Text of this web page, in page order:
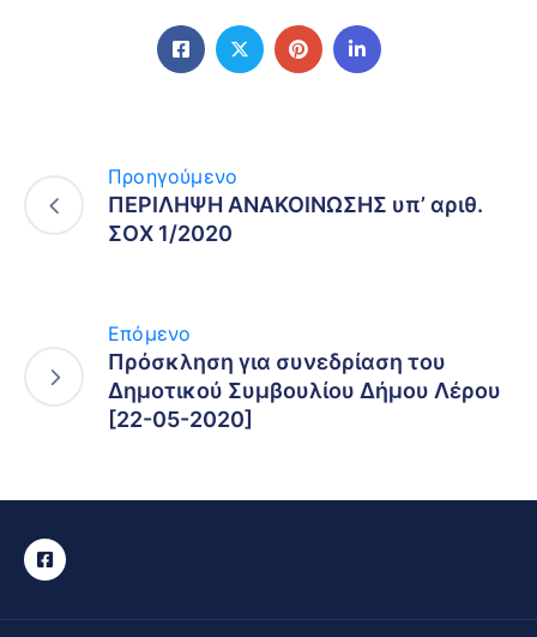
Προηγούμενο
ΠΕΡΙΛΗΨΗ ΑΝΑΚΟΙΝΩΣΗΣ υπ’ αριθ.
ΣΟΧ 1/2020
Επόμενο
Πρόσκληση για συνεδρίαση του
Δημοτικού Συμβουλίου Δήμου Λέρου
[22-05-2020]